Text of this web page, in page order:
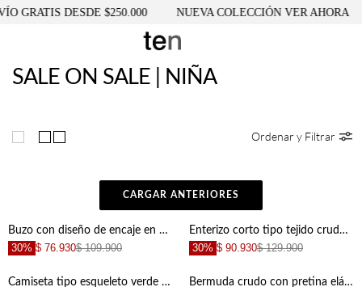
GRATIS DESDE $250.000 NUEVA COLECCIÓN VER AHORA
SALE ON SALE | NIÑA
Ordenar y Filtrar
CARGAR ANTERIORES
Buzo con diseño de encaje en espalda para niña
30% $ 76.930$ 109.900
Enterizo corto tipo tejido crudo para niña
30% $ 90.930$ 129.900
Camiseta tipo esqueleto verde para niña Bermuda crudo con pretina elástica para niña